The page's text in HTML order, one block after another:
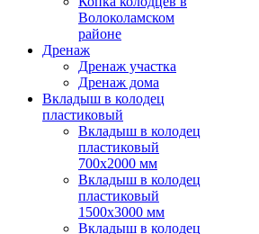
Волоколамском
районе
Дренаж
Дренаж участка
Дренаж дома
Вкладыш в колодец
пластиковый
Вкладыш в колодец
пластиковый
700х2000 мм
Вкладыш в колодец
пластиковый
1500х3000 мм
Вкладыш в колодец